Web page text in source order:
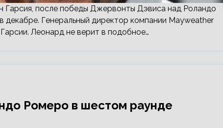
Гарсия, после победы Джервонты Дэвиса над Роландо
декабре. Генеральный директор компании Mayweather
Леонард не верит в подобное…
Ромеро в шестом раунде